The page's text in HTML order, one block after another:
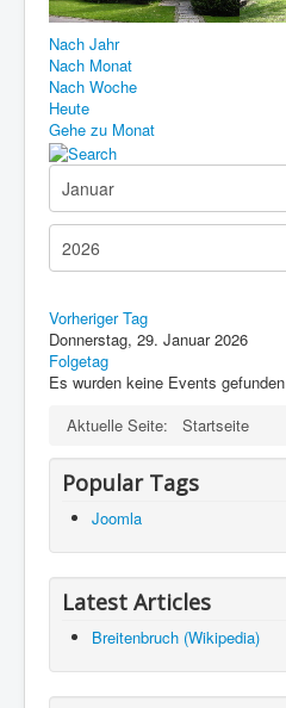
Nach Jahr
Nach Monat
Nach Woche
Heute
Gehe zu Monat
Vorheriger Tag
Donnerstag, 29. Januar 2026
Folgetag
Es wurden keine Events gefunden
Aktuelle Seite:
Startseite
Popular Tags
Joomla
Latest Articles
Breitenbruch (Wikipedia)